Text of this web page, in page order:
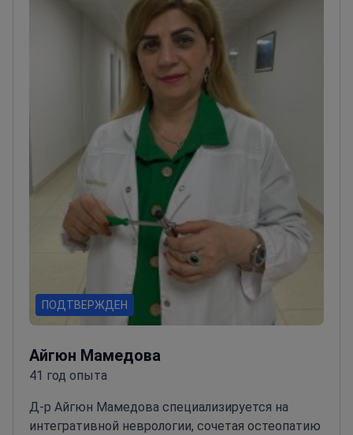
ПОДТВЕРЖДЕН
Айгюн Мамедова
41 год опыта
Д-р Айгюн Мамедова специализируется на
интегративной неврологии, сочетая остеопатию